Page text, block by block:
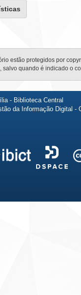
estão protegidos por
salvo quando é indicado o
- Biblioteca Central
da Informação Digital -